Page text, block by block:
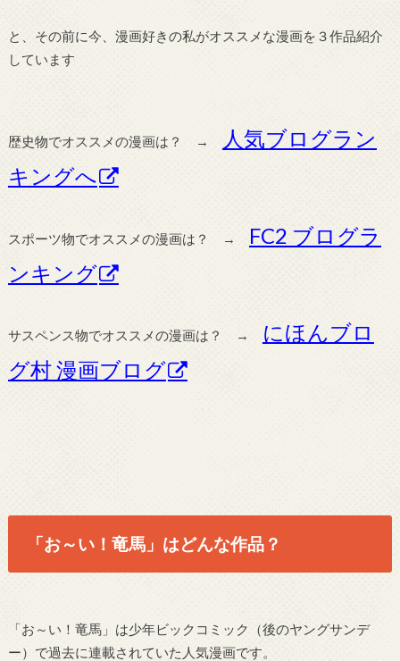
と、その前に今、漫画好きの私がオススメな漫画を３作品紹介
しています
歴史物でオススメの漫画は？ →
人気ブログラン
キングへ
スポーツ物でオススメの漫画は？ →
FC2 ブログラ
ンキング
サスペンス物でオススメの漫画は？ →
にほんブロ
グ村 漫画ブログ
「お～い！竜馬」はどんな作品？
「お～い！竜馬」は少年ビックコミック（後のヤングサンデ
ー）で過去に連載されていた人気漫画です。